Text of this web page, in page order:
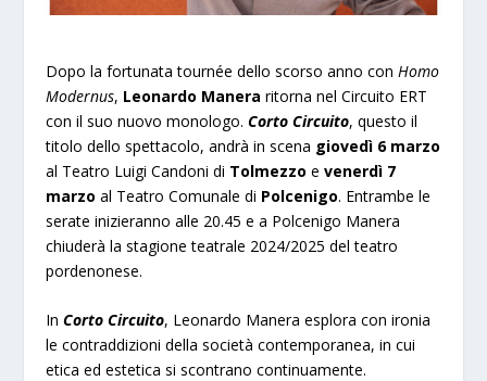
Dopo la fortunata tournée dello scorso anno con Homo
Modernus, Leonardo Maneraritorna nel Circuito ERT
con il suo nuovo monologo.Corto Circuito, questo il
titolo dello spettacolo, andrà in scena giovedì 6 marzo
al Teatro Luigi Candoni di Tolmezzo evenerdì 7
marzo al Teatro Comunale di Polcenigo. Entrambe le
serate inizieranno alle 20.45 e a Polcenigo Manera
chiuderà la stagione teatrale 2024/2025 del teatro
pordenonese.
InCorto Circuito, Leonardo Manera esplora con ironia
le contraddizioni della società contemporanea, in cui
etica ed estetica si scontrano continuamente.